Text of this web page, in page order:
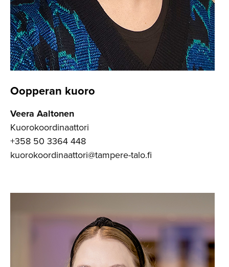
Oopperan kuoro
Veera Aaltonen
Kuorokoordinaattori
+358 50 3364 448
kuorokoordinaattori@tampere-talo.fi